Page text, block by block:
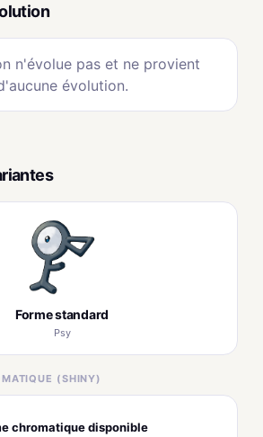
n'évolue pas et ne provient
évolution.
Forme standard
Psy
(SHINY)
chromatique disponible